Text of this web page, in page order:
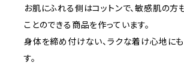
BLUE
ORANGE
お肌にふれる側はコットンで、敏感肌の方
ことのできる商品を作っています。
身体を締め付けない、ラクな着け心地に
す。